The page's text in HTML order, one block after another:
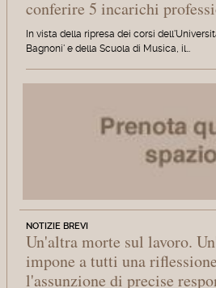
conferire 5 incarichi
In vista della ripresa dei corsi
Bagnoni' e della Scuola di Musica, il…
NOTIZIE BREVI
Un'altra morte sul lavoro.
impone a tutti una
l'assunzione di precise